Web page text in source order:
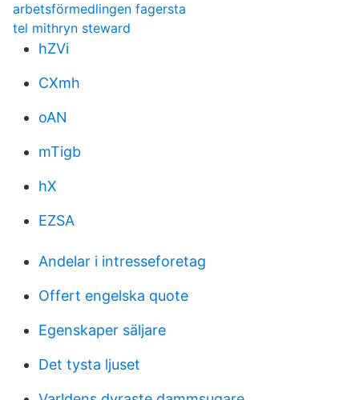
arbetsförmedlingen fagersta
tel mithryn steward
hZVi
CXmh
oAN
mTigb
hX
EZSA
Andelar i intresseforetag
Offert engelska quote
Egenskaper säljare
Det tysta ljuset